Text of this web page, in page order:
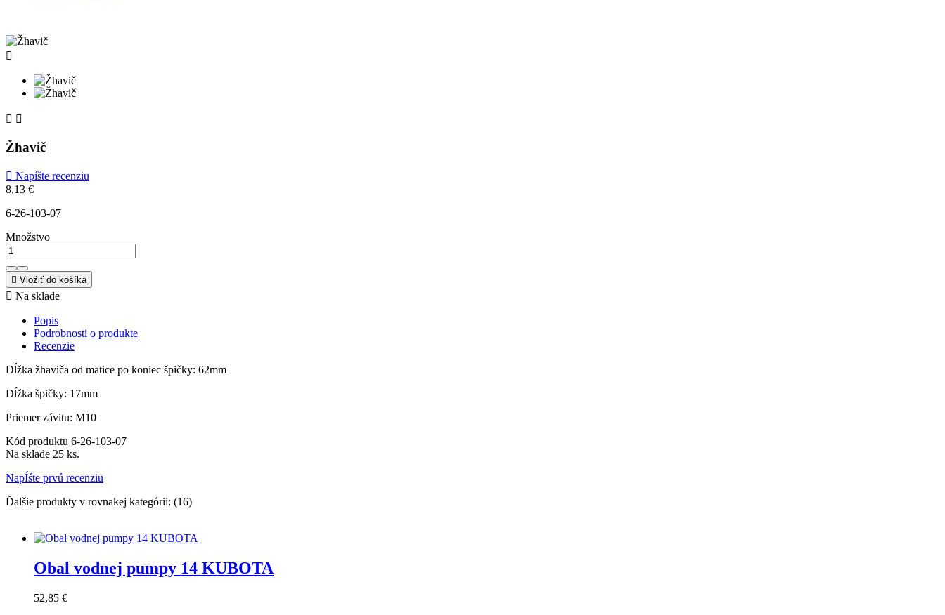

 
Žhavič
 Napíšte recenziu
8,13 €
6-26-103-07
Množstvo
 Vložiť do košíka
 Na sklade
Popis
Podrobnosti o produkte
Recenzie
Dĺžka žhaviča od matice po koniec špičky: 62mm
Dĺžka špičky: 17mm
Priemer závitu: M10
Kód produktu 6-26-103-07
Na sklade 25 ks.
NapÍśte prvú recenziu
Ďalšie produkty v rovnakej kategórii: (16)
Obal vodnej pumpy 14 KUBOTA
Cena
52,85 €